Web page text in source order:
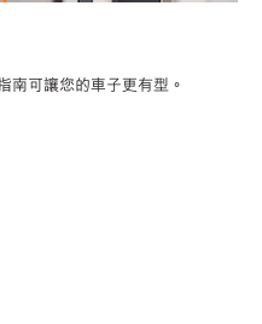
南可讓您的車子更有型。